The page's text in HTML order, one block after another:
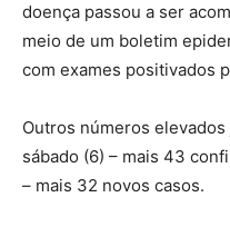
doença passou a ser
meio de um boletim
com exames positivados
Outros números
sábado (6) – mais 43
– mais 32 novos casos.